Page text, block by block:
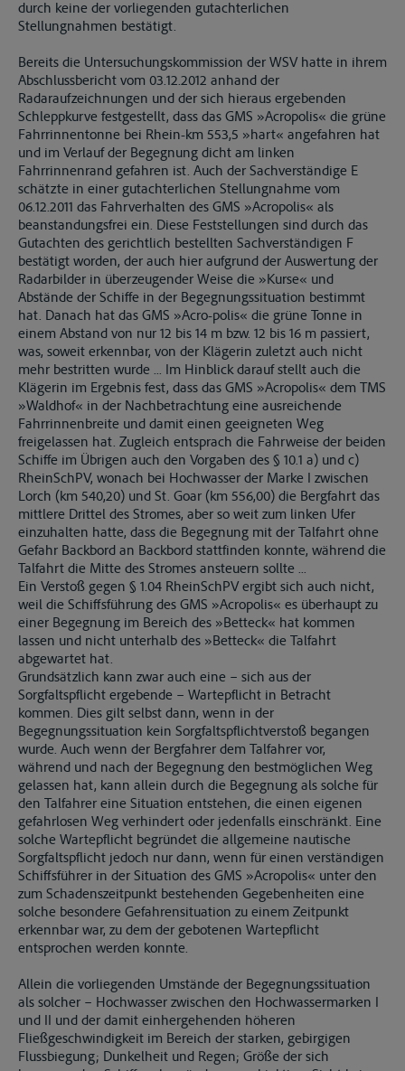
durch keine der vorliegenden gutachterlichen
Stellungnahmen bestätigt.
Bereits die Untersuchungskommission der WSV hatte in ihrem
Abschlussbericht vom 03.12.2012 anhand der
Radaraufzeichnungen und der sich hieraus ergebenden
Schleppkurve festgestellt, dass das GMS »Acropolis« die grüne
Fahrrinnentonne bei Rhein-km 553,5 »hart« angefahren hat
und im Verlauf der Begegnung dicht am linken
Fahrrinnenrand gefahren ist. Auch der Sachverständige E
schätzte in einer gutachterlichen Stellungnahme vom
06.12.2011 das Fahrverhalten des GMS »Acropolis« als
beanstandungsfrei ein. Diese Feststellungen sind durch das
Gutachten des gerichtlich bestellten Sachverständigen F
bestätigt worden, der auch hier aufgrund der Auswertung der
Radarbilder in überzeugender Weise die »Kurse« und
Abstände der Schiffe in der Begegnungssituation bestimmt
hat. Danach hat das GMS »Acro-polis« die grüne Tonne in
einem Abstand von nur 12 bis 14 m bzw. 12 bis 16 m passiert,
was, soweit erkennbar, von der Klägerin zuletzt auch nicht
mehr bestritten wurde ... Im Hinblick darauf stellt auch die
Klägerin im Ergebnis fest, dass das GMS »Acropolis« dem TMS
»Waldhof« in der Nachbetrachtung eine ausreichende
Fahrrinnenbreite und damit einen geeigneten Weg
freigelassen hat. Zugleich entsprach die Fahrweise der beiden
Schiffe im Übrigen auch den Vorgaben des § 10.1 a) und c)
RheinSchPV, wonach bei Hochwasser der Marke I zwischen
Lorch (km 540,20) und St. Goar (km 556,00) die Bergfahrt das
mittlere Drittel des Stromes, aber so weit zum linken Ufer
einzuhalten hatte, dass die Begegnung mit der Talfahrt ohne
Gefahr Backbord an Backbord stattfinden konnte, während die
Talfahrt die Mitte des Stromes ansteuern sollte ...
Ein Verstoß gegen § 1.04 RheinSchPV ergibt sich auch nicht,
weil die Schiffsführung des GMS »Acropolis« es überhaupt zu
einer Begegnung im Bereich des »Betteck« hat kommen
lassen und nicht unterhalb des »Betteck« die Talfahrt
abgewartet hat.
Grundsätzlich kann zwar auch eine – sich aus der
Sorgfaltspflicht ergebende – Wartepflicht in Betracht
kommen. Dies gilt selbst dann, wenn in der
Begegnungssituation kein Sorgfaltspflichtverstoß begangen
wurde. Auch wenn der Bergfahrer dem Talfahrer vor,
während und nach der Begegnung den bestmöglichen Weg
gelassen hat, kann allein durch die Begegnung als solche für
den Talfahrer eine Situation entstehen, die einen eigenen
gefahrlosen Weg verhindert oder jedenfalls einschränkt. Eine
solche Wartepflicht begründet die allgemeine nautische
Sorgfaltspflicht jedoch nur dann, wenn für einen verständigen
Schiffsführer in der Situation des GMS »Acropolis« unter den
zum Schadenszeitpunkt bestehenden Gegebenheiten eine
solche besondere Gefahrensituation zu einem Zeitpunkt
erkennbar war, zu dem der gebotenen Wartepflicht
entsprochen werden konnte.
Allein die vorliegenden Umstände der Begegnungssituation
als solcher – Hochwasser zwischen den Hochwassermarken I
und II und der damit einhergehenden höheren
Fließgeschwindigkeit im Bereich der starken, gebirgigen
Flussbiegung; Dunkelheit und Regen; Größe der sich